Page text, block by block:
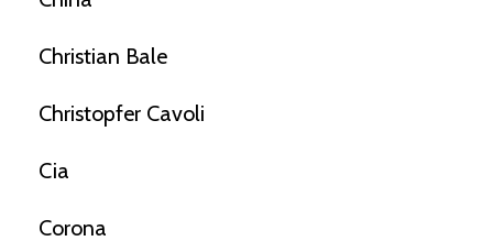
Christian Bale
Christopfer Cavoli
Cia
Corona